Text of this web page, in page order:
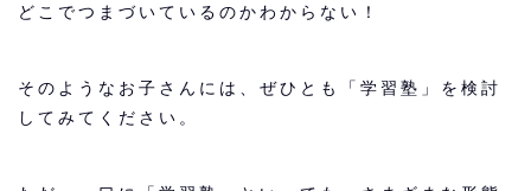
どこでつまづいているのかわからない！
そのようなお子さんには、ぜひとも「学習塾」を検討
してみてください。